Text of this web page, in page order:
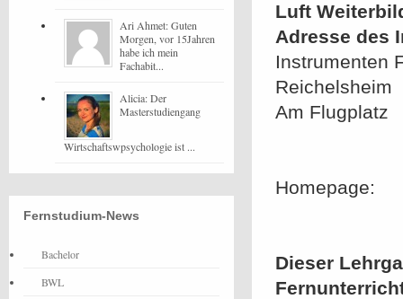
Luft
Adresse des
Instrumenten
Reichelsheim
Am Flugplatz
Homepage:
Dieser
Ari Ahmet: Guten
Morgen, vor 15Jahren
habe ich mein
Fachabit...
Alicia: Der
Masterstudiengang
Wirtschaftswpsychologie ist ...
Fernstudium-News
Bachelor
BWL